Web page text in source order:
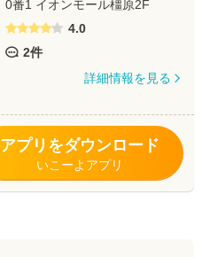
0番1 イオンモール橿原2F
4.0
2件
詳細情報を見る
アプリをダウンロード
いこーよアプリ